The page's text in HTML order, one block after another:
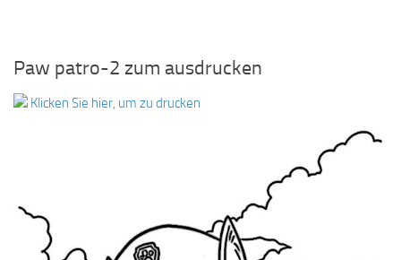
Paw patro-2 zum ausdrucken
Klicken Sie hier, um zu drucken